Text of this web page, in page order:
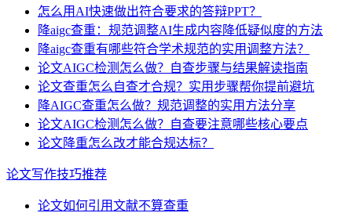
怎么用AI快速做出符合要求的答辩PPT？
降aigc查重：规范调整AI生成内容降低疑似度的方法
降aigc查重有哪些符合学术规范的实用调整方法？
论文AIGC检测怎么做？自查步骤与结果解读指南
论文查重怎么自查才合规？实用步骤帮你提前避坑
降AIGC查重怎么做？规范调整的实用方法分享
论文AIGC检测怎么做？自查要注意哪些核心要点
论文降重怎么改才能合规达标？
论文写作技巧推荐
论文如何引用文献不算查重